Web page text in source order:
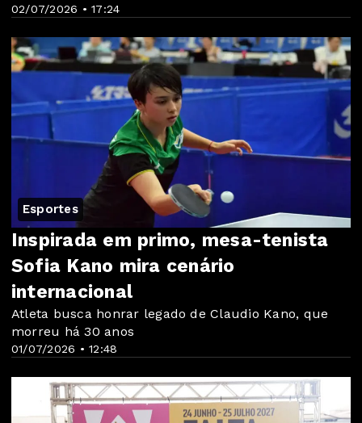
02/07/2026 • 17:24
Esportes
01/07/2026 • 12:48
Inspirada em primo, mesa-tenista
Sofia Kano mira cenário
internacional
Atleta busca honrar legado de Claudio Kano, que
morreu há 30 anos